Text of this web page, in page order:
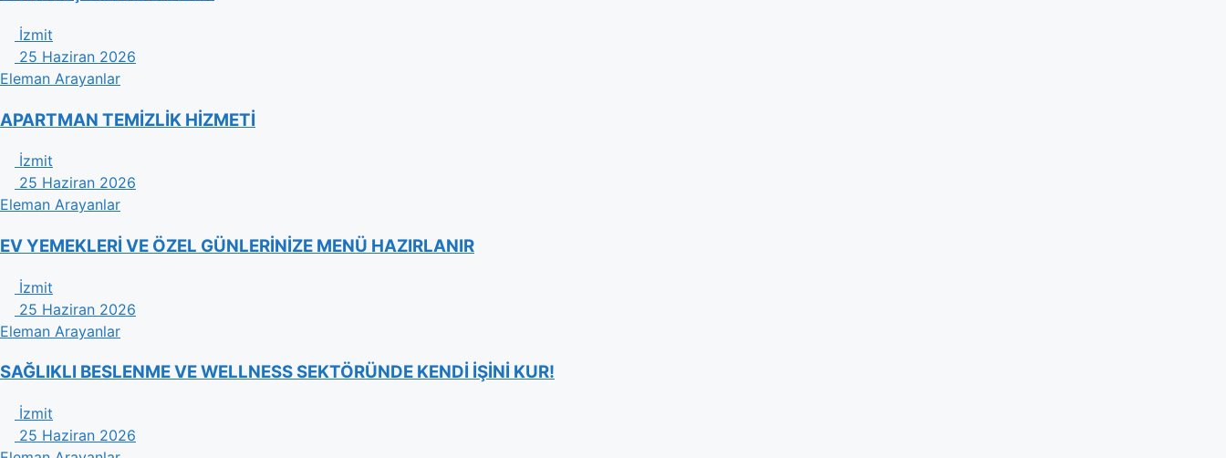
İzmit
25 Haziran 2026
Eleman Arayanlar
APARTMAN TEMİZLİK HİZMETİ
İzmit
25 Haziran 2026
Eleman Arayanlar
EV YEMEKLERİ VE ÖZEL GÜNLERİNİZE MENÜ HAZIRLANIR
İzmit
25 Haziran 2026
Eleman Arayanlar
​SAĞLIKLI BESLENME VE WELLNESS SEKTÖRÜNDE KENDİ İŞİNİ KUR!
İzmit
25 Haziran 2026